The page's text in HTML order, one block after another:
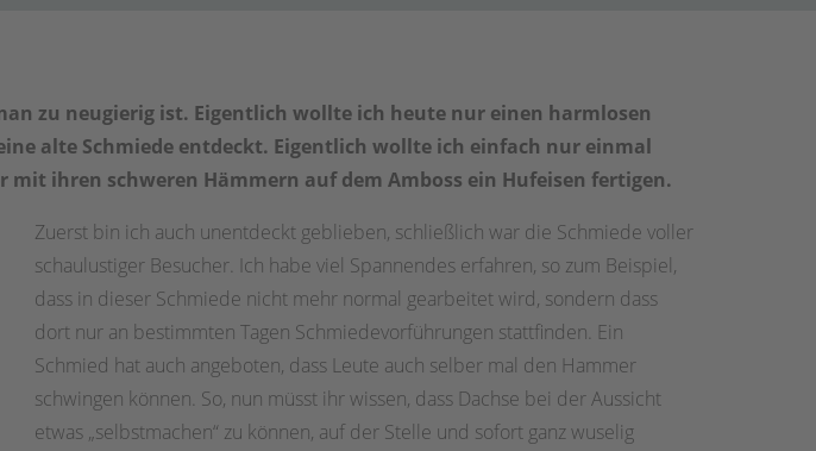
zu neugierig ist. Eigentlich wollte ich heute nur einen harmlosen
alte Schmiede entdeckt. Eigentlich wollte ich einfach nur einmal
ihren schweren Hämmern auf dem Amboss ein Hufeisen fertigen.
Zuerst bin ich auch unentdeckt geblieben, schließlich war die Schmiede voller
schaulustiger Besucher. Ich habe viel Spannendes erfahren, so zum Beispiel,
dass in dieser Schmiede nicht mehr normal gearbeitet wird, sondern dass
dort nur an bestimmten Tagen Schmiedevorführungen stattfinden. Ein
Schmied hat auch angeboten, dass Leute auch selber mal den Hammer
schwingen können. So, nun müsst ihr wissen, dass Dachse bei der Aussicht
etwas „selbstmachen“ zu können, auf der Stelle und sofort ganz wuselig